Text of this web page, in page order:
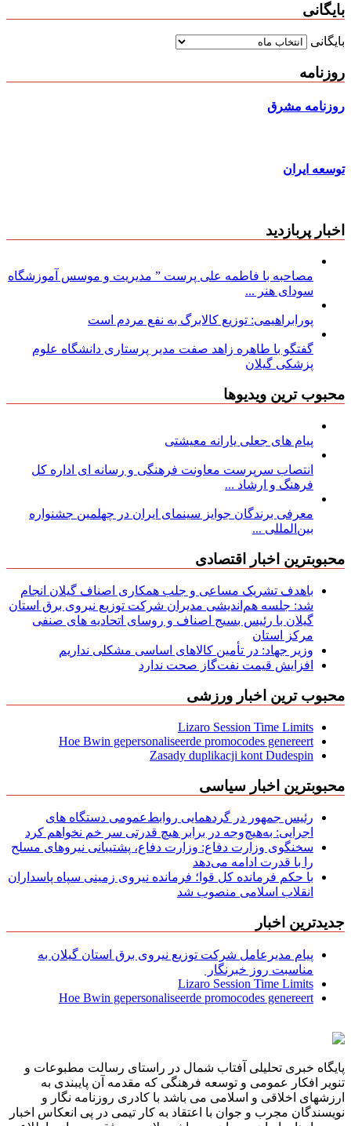
بایگانی
بایگانی
روزنامه
روزنامه مشرق
توسعه ایران
اخبار پربازدید
مصاحبه با فاطمه علی پرست ” مدیریت و موسس آموزشگاه
سودای هنر ...
پورابراهیمی: توزیع کالابرگ به نفع مردم است
گفتگو با طاهره زاهد صفت مدیر پرستاری دانشگاه علوم
پزشکی گیلان
محبوب ترین ویدیوها
پیام های جعلی یارانه معیشتی
انتصاب سرپرست معاونت فرهنگی و رسانه ای اداره کل
فرهنگ و ارشاد ...
معرفی برندگان جوایز سینمای ایران در چهلمین جشنواره
بین‌المللی ...
محبوبترین اخبار اقتصادی
باهدف تشریک مساعی و جلب همکاری اصناف گیلان انجام
شد: جلسه هم‌اندیشی مدیران شركت توزیع نیروی برق استان
گیلان با رئیس بسیج اصناف و روسای اتحادیه های صنفی
مركز استان
وزیر جهاد: در تأمین کالاهای اساسی مشکلی نداریم
افزایش قیمت نفت‌گاز صحت ندارد
محبوب ترین اخبار ورزشی
Lizaro Session Time Limits
Hoe Bwin gepersonaliseerde promocodes genereert
Zasady duplikacji kont Dudespin
محبوبترین اخبار سیاسی
رئیس جمهور در گردهمایی روابط‌عمومی دستگاه های
اجرایی: به‌هیچ‌وجه در برابر هیچ قدرتی سر خم نخواهم کرد
سخنگوی وزارت دفاع: وزارت دفاع، پشتیبانی نیرو‌های مسلح
را با قدرت ادامه می‌دهد
با حکم فرمانده کل قوا؛ فرمانده نیروی زمینی سپاه پاسداران
انقلاب اسلامی منصوب شد
جدیدترین اخبار
پیام مدیرعامل شركت توزیع نیروی برق استان گیلان به
مناسبت روز خبرنگار ‌
Lizaro Session Time Limits
Hoe Bwin gepersonaliseerde promocodes genereert
پایگاه خبری تحلیلی آفتاب شمال در راستای رسالت مطبوعات و
تنویر افکار عمومی و توسعه فرهنگی که مقدمه آن پایبندی به
ارزشهای اخلاقی و اسلامی می باشد با کادری روزنامه نگار و
نویسندگان مجرب و جوان با اعتقاد به کار تیمی در پی انعکاس اخبار